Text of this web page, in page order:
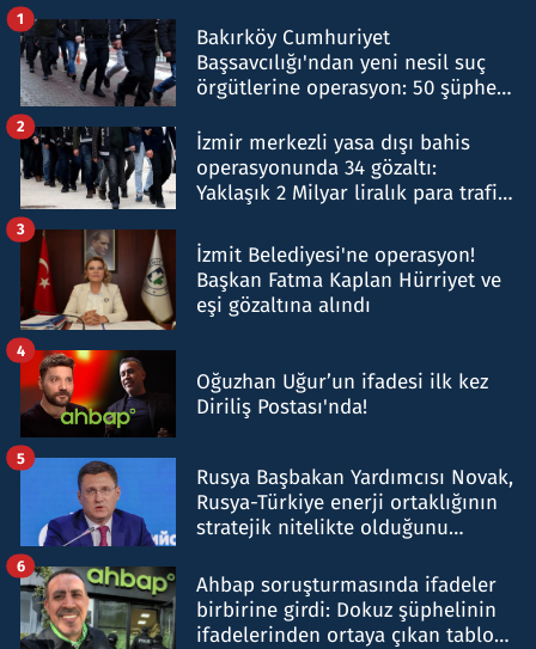
Bakırköy Cumhuriyet
Başsavcılığı'ndan yeni nesil suç
örgütlerine operasyon: 50 şüpheli
1
İzmir merkezli yasa dışı bahis
operasyonunda 34 gözaltı:
Yaklaşık 2 Milyar liralık para trafiği
2
İzmit Belediyesi'ne operasyon!
Başkan Fatma Kaplan Hürriyet ve
eşi gözaltına alındı
3
Oğuzhan Uğur’un ifadesi ilk kez
Diriliş Postası'nda!
4
Rusya Başbakan Yardımcısı Novak,
Rusya-Türkiye enerji ortaklığının
stratejik nitelikte olduğunu
5
Ahbap soruşturmasında ifadeler
birbirine girdi: Dokuz şüphelinin
ifadelerinden ortaya çıkan tablo
6